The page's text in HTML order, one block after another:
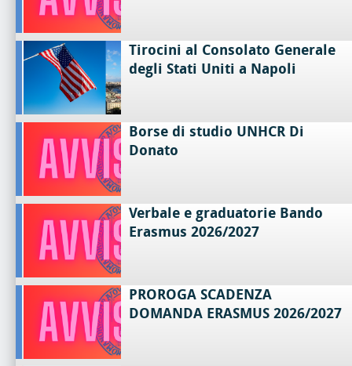
Tirocini al Consolato Generale
degli Stati Uniti a Napoli
Borse di studio UNHCR Di
Donato
Verbale e graduatorie Bando
Erasmus 2026/2027
PROROGA SCADENZA
DOMANDA ERASMUS 2026/2027